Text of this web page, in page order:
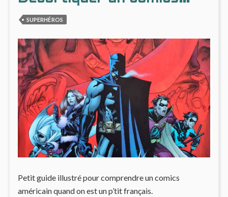
SUPERHÉROS
Petit guide illustré pour comprendre un comics
américain quand on est un p’tit français.